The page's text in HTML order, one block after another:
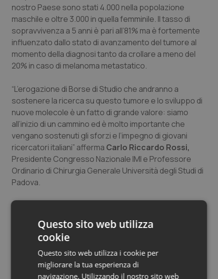
Quotidiano Pediatria
Rene & patologie urogenitali
Salute orale & impianti
Sangue & coagulazione
Tiroide
Tumore al seno
Tumore ovarico
Tumori del Polmone & Testa Collo
Tumori gastrointestinali
Ulcera & Reflusso
Vaccini
nostro Paese sono stati 4.000 nella popolazione
maschile e oltre 3.000 in quella femminile. Il tasso di
sopravvivenza a 5 anni è pari all’81% ma è fortemente
influenzato dallo stato di avanzamento del tumore al
momento della diagnosi tanto da crollare a meno del
20% in caso di melanoma metastatico.
“L’erogazione di Borse di Studio che andranno a
sostenere la ricerca su questo tumore e lo sviluppo di
nuove molecole è un fatto di grande valore: siamo
all’inizio di un cammino ed è molto importante che
vengano sostenuti gli sforzi e l’impegno di giovani
ricercatori italiani” afferma Carlo Riccardo Rossi,
Presidente Congresso Nazionale IMI e Professore
Ordinario di Chirurgia Generale Università degli Studi di
Padova.
La collaborazione di MSD con l’Intergruppo Melanoma
ricerca nell’ambito di una patologia ad elevata rilevanza
sociale, il melanoma, incentivando i giovani ricercatori
italiani. L’iniziativa è parte integrante delle progettualità
di Corporate Social Responsibility sostenute da Merck
& Co., casa madre dell’omonimo gruppo farmaceutico,
Questo sito web utilizza
cookie
Questo sito web utilizza i cookie per
migliorare la tua esperienza di
navigazione. Utilizzando il nostro sito web